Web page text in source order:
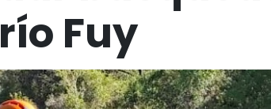
Fuy